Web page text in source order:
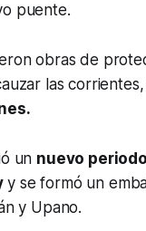
puente.
obras de
las
un nuevo
y se formó un
y Upano.